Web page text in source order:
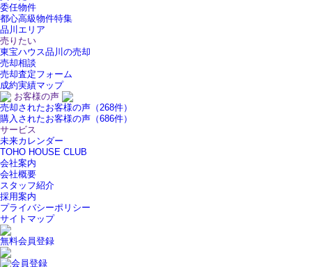
委任物件
都心高級物件特集
品川エリア
売りたい
東宝ハウス品川の売却
売却相談
売却査定フォーム
成約実績マップ
お客様の声
売却されたお客様の声（268件）
購入されたお客様の声（686件）
サービス
未来カレンダー
TOHO HOUSE CLUB
会社案内
会社概要
スタッフ紹介
採用案内
プライバシーポリシー
サイトマップ
無料会員登録